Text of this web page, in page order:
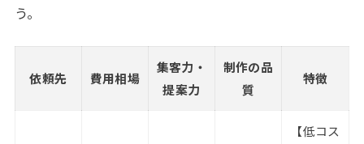
う。
依頼先 費用相場
集客力・
提案力
制作の品
質
特徴
【低コス